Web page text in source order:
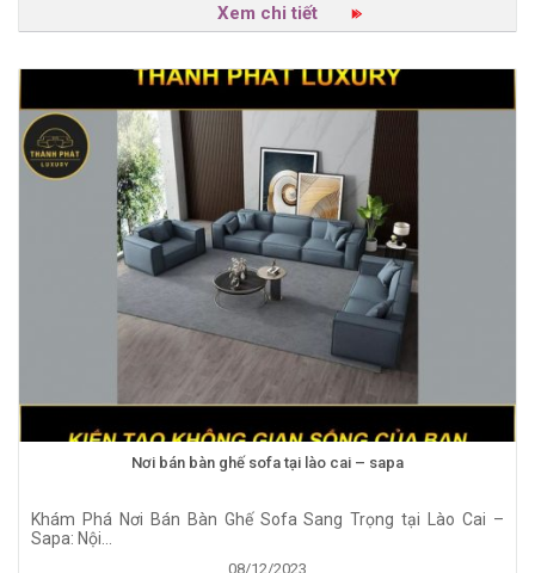
Xem chi tiết
Nơi bán bàn ghế sofa tại lào cai – sapa
Khám Phá Nơi Bán Bàn Ghế Sofa Sang Trọng tại Lào Cai –
Sapa: Nội...
08/12/2023